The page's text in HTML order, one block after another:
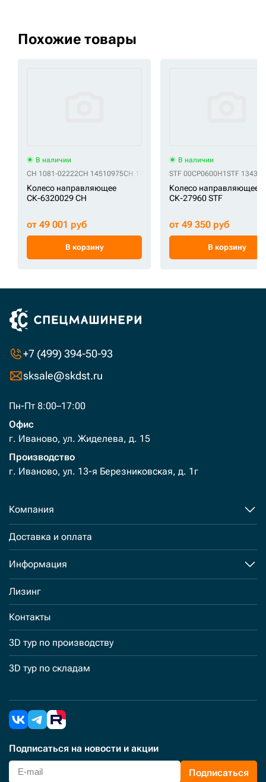
Похожие товары
В наличии
CH 1081-02222CH 14510975CH 14520609 CH 14533152CH 14542010
Колесо направляющее
СК-6320029 CH
от 49 001 руб
В корзину
В наличии
STF 00CP0600H1 STF
Колесо направляющее
СК-27960 STF
от 49 350 руб
В корзину
+7 (499) 394-50-93
sksale@skdst.ru
Пн-Пт 8:00–17:00
Офис
г. Иваново, ул. Жиделева, д. 15
Производство
г. Иваново, ул. 13-я Березниковская, д. 1г
Компания
Доставка и оплата
Информация
Лизинг
Контакты
3D тур по производству
3D тур по складам
Подписаться на новости и акции
Подписаться